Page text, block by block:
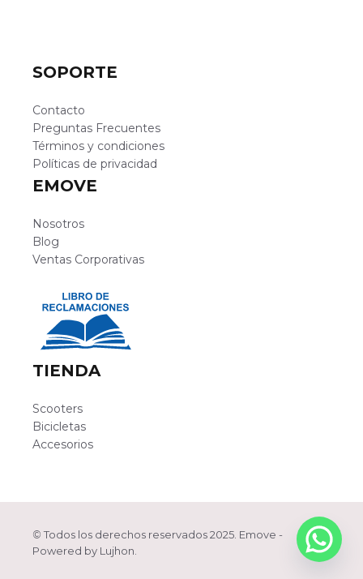
SOPORTE
Contacto
Preguntas Frecuentes
Términos y condiciones
Políticas de privacidad
EMOVE
Nosotros
Blog
Ventas Corporativas
TIENDA
Scooters
Bicicletas
Accesorios
© Todos los derechos reservados 2025. Emove -
Powered by Lujhon
Artículo añadido al carrito.
0 artículos -S/ 0.00
Finalizar Compra